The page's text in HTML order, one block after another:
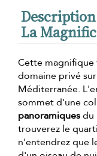
La
Cette magnifique
domaine privé
Méditerranée.
sommet d'une
panoramiquesdu
trouverez le
n'entendrez que